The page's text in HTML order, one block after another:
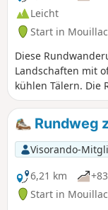
Strecke verläuft
(wunderschöne
Rückweg führt
der Causse.
Leicht
Start in
Diese
Landschaften mit
kühlen Tälern. Die
landwirtschaftliche
und typische
Rundweg
Visorando-
6,21 km
Start in